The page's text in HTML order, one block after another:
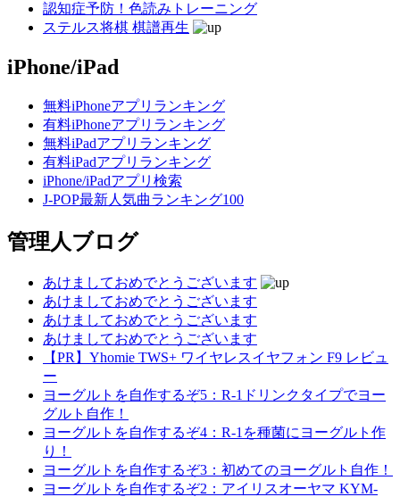
認知症予防！色読みトレーニング
ステルス将棋 棋譜再生
iPhone/iPad
無料iPhoneアプリランキング
有料iPhoneアプリランキング
無料iPadアプリランキング
有料iPadアプリランキング
iPhone/iPadアプリ検索
J-POP最新人気曲ランキング100
管理人ブログ
あけましておめでとうございます
あけましておめでとうございます
あけましておめでとうございます
あけましておめでとうございます
【PR】Yhomie TWS+ ワイヤレスイヤフォン F9 レビュ
ー
ヨーグルトを自作するぞ5：R-1ドリンクタイプでヨー
グルト自作！
ヨーグルトを自作するぞ4：R-1を種菌にヨーグルト作
り！
ヨーグルトを自作するぞ3：初めてのヨーグルト自作！
ヨーグルトを自作するぞ2：アイリスオーヤマ KYM-